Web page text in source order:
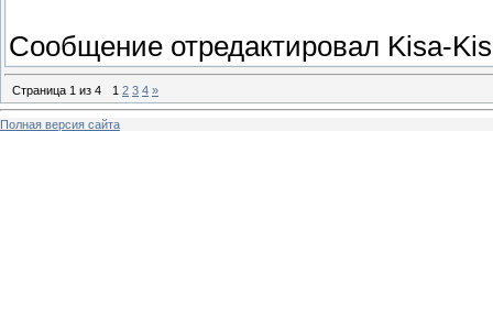
Сообщение отредактировал Kisa-
Страница 1 из 4 1 2 3 4 »
Полная версия сайта